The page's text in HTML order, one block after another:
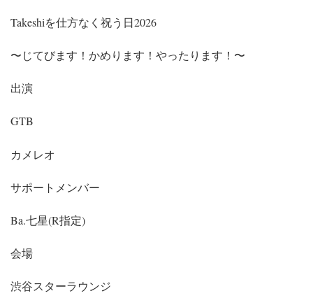
Takeshiを仕方なく祝う日2026
〜じてびます！かめります！やったります！〜
出演
GTB
カメレオ
サポートメンバー
Ba.七星(R指定)
会場
渋谷スターラウンジ